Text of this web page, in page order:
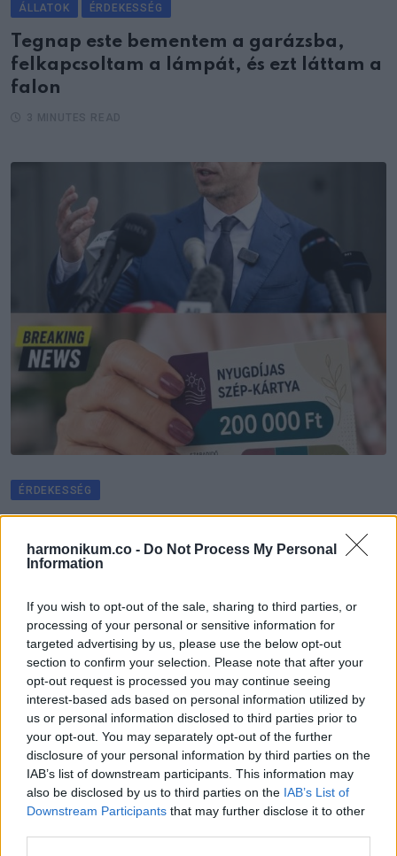
harmonikum.co - Do Not Process My Personal
Information
If you wish to opt-out of the sale, sharing to third parties, or
processing of your personal or sensitive information for
targeted advertising by us, please use the below opt-out
section to confirm your selection. Please note that after your
opt-out request is processed you may continue seeing
interest-based ads based on personal information utilized by
us or personal information disclosed to third parties prior to
your opt-out. You may separately opt-out of the further
disclosure of your personal information by third parties on the
IAB’s list of downstream participants. This information may
also be disclosed by us to third parties on the IAB’s List of
Downstream Participants that may further disclose it to other
ÁLLATOK ÉRDEKESSÉG
Tegnap este bementem a garázsba,
felkapcsoltam a lámpát, és ezt láttam a
falon
ÉRDEKESSÉG
dátum: ekkor kaphatják kézhez a
nyugdíjasok a 200 ezres SZÉP-kártyát
ITT a dátum is:
2 MINUTES READ